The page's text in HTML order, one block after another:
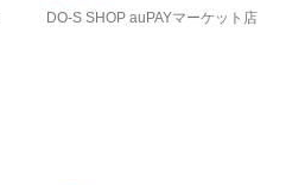
DO-S SHOP auPAYマーケット店